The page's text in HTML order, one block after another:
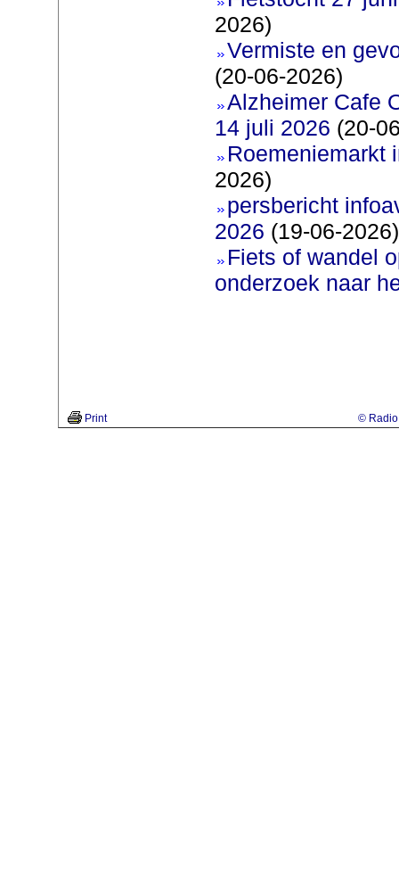
2026)
Vermiste en
(20-06-2026)
Alzheimer Cafe
14 juli 2026 (20-
Roemeniemarkt
2026)
persbericht
2026 (19-06-2026)
Fiets of wandel
onderzoek naar
Print © Radio